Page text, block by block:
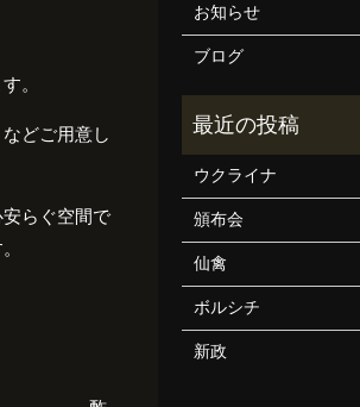
。
どご用意し
らぐ空間で
お知らせ
ブログ
ウクライナ
頒布会
仙禽
ボルシチ
新政